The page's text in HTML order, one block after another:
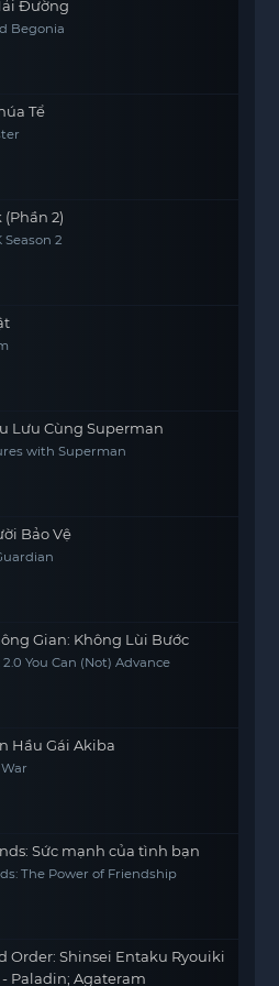
Đường
Begonia
Tể
(Phần 2)
Season 2
Lưu Cùng Superman
with Superman
Bảo Vệ
Gian: Không Lùi Bước
You Can (Not) Advance
Hầu Gái Akiba
Sức mạnh của tình bạn
The Power of Friendship
Order: Shinsei Entaku Ryouiki
Paladin; Agateram